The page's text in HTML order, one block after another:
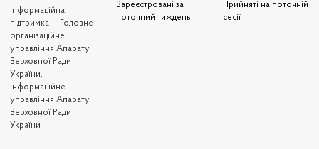
Iнформаційна
підтримка — Головне
організаційне
управління Апарату
Верховної Ради
України,
Інформаційне
управління Апарату
Верховної Ради
України
Зареєстровані за
поточний тиждень
Прийняті на поточній
сесії